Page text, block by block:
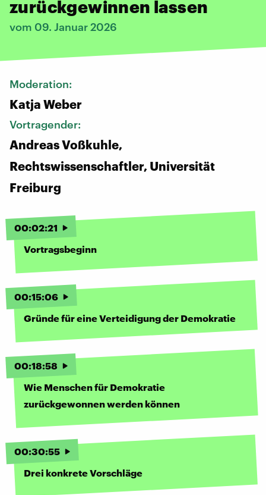
zurückgewinnen lassen
vom 09. Januar 2026
Moderation:
Katja Weber
Vortragender:
Andreas Voßkuhle,
Rechtswissenschaftler, Universität
Freiburg
00:02:21
Vortragsbeginn
00:15:06
Gründe für eine Verteidigung der Demokratie
00:18:58
Wie Menschen für Demokratie
zurückgewonnen werden können
00:30:55
Drei konkrete Vorschläge